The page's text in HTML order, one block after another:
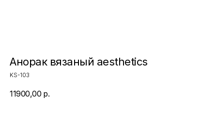
Анорак вязаный aesthetics
KS-103
11900,00 р.